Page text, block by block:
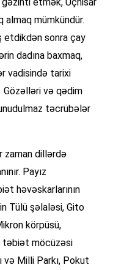
almaq mümkündür.
etdikdən sonra çay
dadına baxmaq,
vadisində tarixi
və qədim
təcrübələr
zaman dillərdə
Payız
həvəskarlarının
Tülü şəlaləsi, Gito
körpüsü,
təbiət möcüzəsi
və Milli Parkı, Pokut